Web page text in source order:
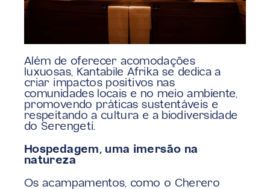
Além de oferecer acomodações
luxuosas, Kantabile Afrika se dedica a
criar impactos positivos nas
comunidades locais e no meio ambiente,
promovendo práticas sustentáveis e
respeitando a cultura e a biodiversidade
do Serengeti.
Hospedagem, uma imersão na
natureza
Os acampamentos, como o Cherero